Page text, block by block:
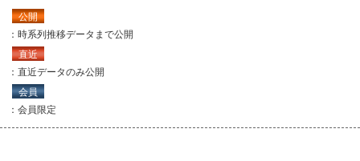
公開
：時系列推移データまで公開
直近
：直近データのみ公開
会員
：会員限定